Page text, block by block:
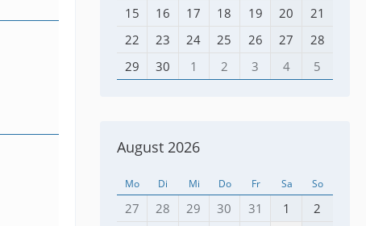
15
16 17 18 19 20
21
22
23 24 25 26 27
28
29
30 1 2 3 4 5
August 2026
Mo Di Mi Do Fr Sa So
27 28 29 30 31 1
2